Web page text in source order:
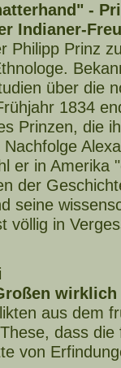
-
Indianer-
Philipp Prinz
über die
1834
Prinzen, die
er in Amerika
der
seine
völlig in
wirklich
aus dem
dass die
von